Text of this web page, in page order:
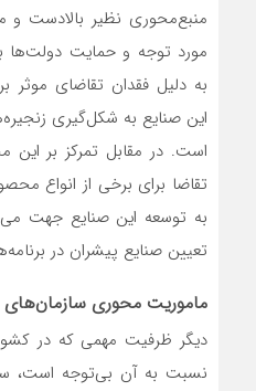
منبع‌محوری نظیر بالادست و
مورد توجه و حمایت دولت‌ها
به دلیل فقدان تقاضای
این صنایع به شکل‌گیری
است. در مقابل تمرکز بر
تقاضا برای برخی از انواع
به توسعه این صنایع جهت
تعیین صنایع پیشران در
ماموریت محوری سازمان‌های
دیگر ظرفیت مهمی که در کشور
نسبت به آن بی‌توجه است،